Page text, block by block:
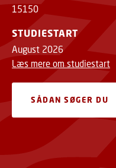
15150
STUDIESTART
August 2026
Læs mere om studiestart
SÅDAN SØGER DU